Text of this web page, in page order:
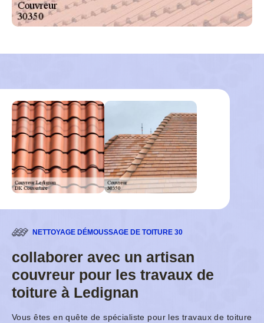
NETTOYAGE DÉMOUSSAGE DE TOITURE 30
collaborer avec un artisan
couvreur pour les travaux de
toiture à Ledignan
Vous êtes en quête de spécialiste pour les travaux de toiture